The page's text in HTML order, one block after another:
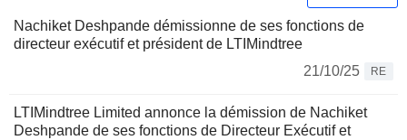
Nachiket Deshpande démissionne de ses fonctions de
directeur exécutif et président de LTIMindtree
21/10/25
RE
LTIMindtree Limited annonce la démission de Nachiket
Deshpande de ses fonctions de Directeur Exécutif et